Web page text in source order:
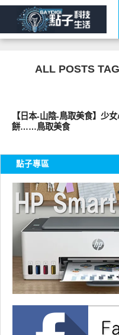
ALL POSTS
【日本-山陰-鳥取美食】少
餅……鳥取美食
點子專區